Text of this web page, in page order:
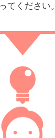
てください。